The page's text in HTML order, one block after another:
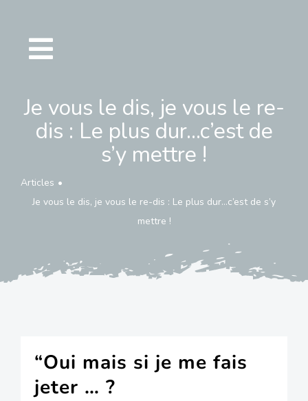
contenu
Je vous le dis, je vous le re-
dis : Le plus dur…c’est de
s’y mettre !
Articles
Je vous le dis, je vous le re-dis : Le plus dur…c’est de s’y
mettre !
“Oui mais si je me fais
jeter … ?